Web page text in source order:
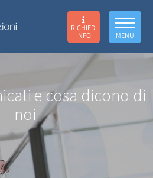
RICHIEDI
INFO
MENU
e cosa dicono di
noi